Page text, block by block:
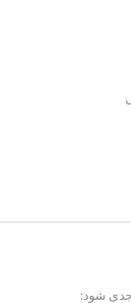
جدی شود: